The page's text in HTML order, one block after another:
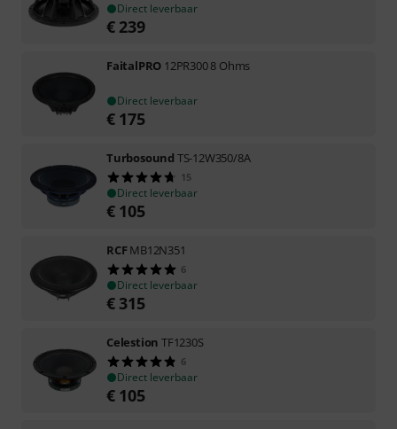
Direct leverbaar
€ 239
FaitalPRO 12PR300 8 Ohms
Direct leverbaar
€ 175
Turbosound TS-12W350/8A
15
Direct leverbaar
€ 105
RCFMB12N351
6
Direct leverbaar
€ 315
Celestion TF1230S
6
Direct leverbaar
€ 105